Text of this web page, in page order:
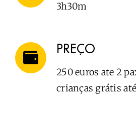
3h30m
PREÇO
250 euros ate 2
crianças grátis